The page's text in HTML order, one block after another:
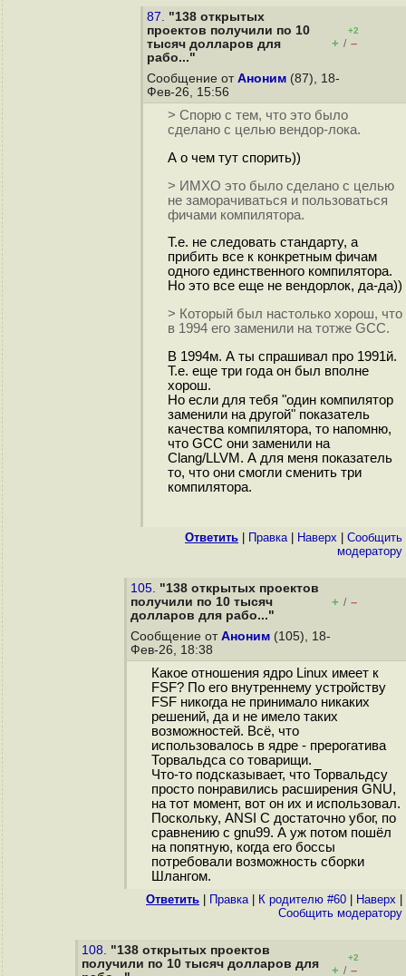
87. "138 открытых
проектов получили по 10
тысяч долларов для
рабо..."
+2
+ / –
Сообщение от Аноним (87), 18-
Фев-26, 15:56
> Спорю с тем, что это было
сделано с целью вендор-лока.
А о чем тут спорить))
> ИМХО это было сделано с целью
не заморачиваться и пользоваться
фичами компилятора.
Т.е. не следовать стандарту, а
прибить все к конкретным фичам
одного единственного компилятора.
Но это все еще не вендорлок, да-да))
> Который был настолько хорош, что
в 1994 его заменили на тотже GCC.
В 1994м. А ты спрашивал про 1991й.
Т.е. еще три года он был вполне
хорош.
Но если для тебя "один компилятор
заменили на другой" показатель
качества компилятора, то напомню,
что GCC они заменили на
Clang/LLVM. А для меня показатель
то, что они смогли сменить три
компилятора.
Ответить Правка| Наверх
Cообщить
модератору
105. "138 открытых проектов
получили по 10 тысяч
долларов для рабо..."
+ / –
Сообщение от Аноним (105), 18-
Фев-26, 18:38
Какое отношения ядро Linux имеет к
FSF? По его внутреннему устройству
FSF никогда не принимало никаких
решений, да и не имело таких
возможностей. Всё, что
использовалось в ядре - прерогатива
Торвальдса со товарищи.
Что-то подсказывает, что Торвальдсу
просто понравились расширения GNU,
на тот момент, вот он их и использовал.
Поскольку, ANSI C достаточно убог, по
сравнению с gnu99. А уж потом пошёл
на попятную, когда его боссы
потребовали возможность сборки
Шлангом.
Ответить Правка| К родителю #60 Наверх
Cообщить модератору
108. "138 открытых проектов
получили по 10 тысяч долларов для
+2
+ / –